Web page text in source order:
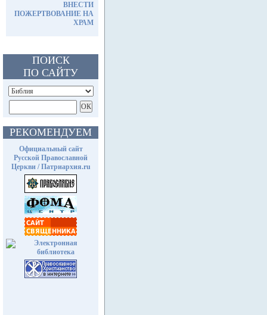
ВНЕСТИ
ПОЖЕРТВОВАНИЕ НА
ХРАМ
ПОИСК
ПО САЙТУ
РЕКОМЕНДУЕМ
Официальный сайт
Русской Православной
Церкви / Патриархия.ru